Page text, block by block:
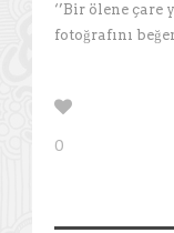
‘’Bir ölene çare
fotoğrafını
0